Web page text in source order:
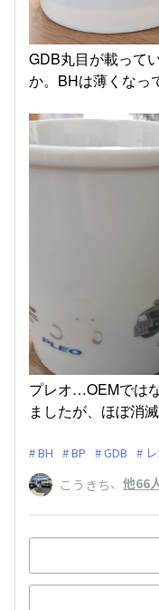
GDB丸目が載って
か。BHは薄くなっ
プレオ…OEMでは
ましたが、ほぼ消滅
BH BP GDB
こうきち、 他66